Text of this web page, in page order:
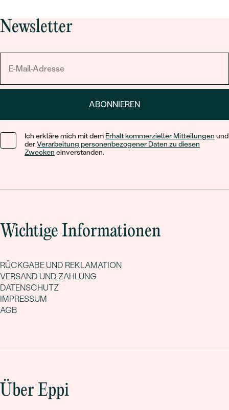
Newsletter
ABONNIEREN
Ich erkläre mich mit dem Erhalt kommerzieller Mitteilungen und
derVerarbeitung personenbezogener Daten zu diesen
Zwecken einverstanden.
Wichtige Informationen
RÜCKGABE UND REKLAMATION
VERSAND UND ZAHLUNG
DATENSCHUTZ
IMPRESSUM
AGB
Über Eppi